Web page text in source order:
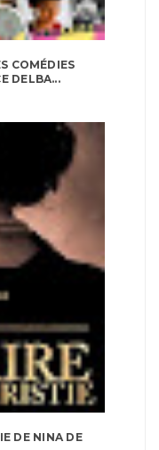
COMÉDIES
DELBA...
DE NINA DE